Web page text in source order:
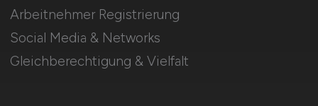
Arbeitnehmer Registrierung
Social Media & Networks
Gleichberechtigung & Vielfalt